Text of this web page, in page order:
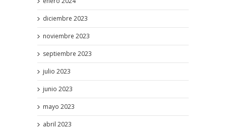
diciembre 2023
noviembre 2023
septiembre 2023
julio 2023
junio 2023
mayo 2023
abril 2023